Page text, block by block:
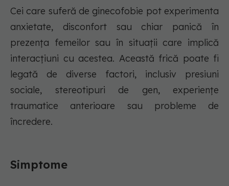
Cei care suferă de ginecofobie pot experimenta
anxietate, disconfort sau chiar panică în
prezența femeilor sau în situații care implică
interacțiuni cu acestea. Această frică poate fi
legată de diverse factori, inclusiv presiuni
sociale, stereotipuri de gen, experiențe
traumatice anterioare sau probleme de
încredere.
Simptome